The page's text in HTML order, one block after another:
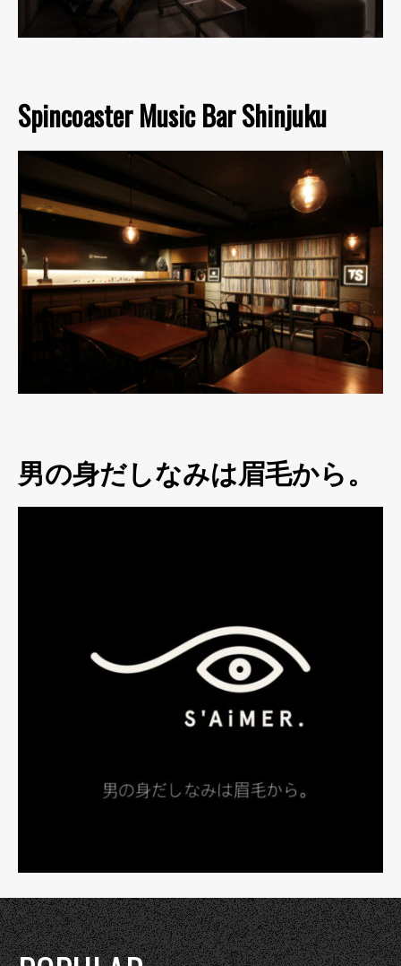
Spincoaster Music Bar Shinjuku
男の身だしなみは眉毛から。